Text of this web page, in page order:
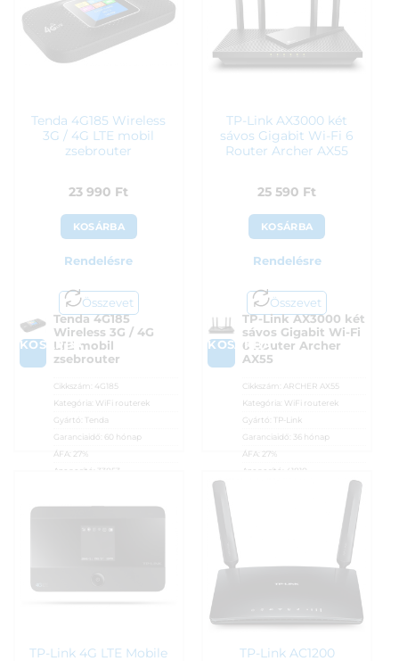
Tenda 4G185 Wireless
3G / 4G LTE mobil
zsebrouter
23 990 Ft
KOSÁRBA
Rendelésre
Összevet
KOSÁRBA
Tenda 4G185
Wireless 3G / 4G
LTE mobil
zsebrouter
Cikkszám: 4G185
Kategória: WiFi routerek
Gyártó:
Tenda
Garanciaidő: 60 hónap
ÁFA:
27%
Azonosító:
33853
TP-Link AX3000 két
sávos Gigabit Wi-Fi 6
Router Archer AX55
25 590 Ft
KOSÁRBA
Rendelésre
Összevet
KOSÁRBA
TP-Link AX3000 két
sávos Gigabit Wi-Fi
6 Router Archer
AX55
Cikkszám: ARCHER AX55
Kategória: WiFi routerek
Gyártó:
TP-Link
Garanciaidő:
36 hónap
ÁFA:
27%
Azonosító:
41810
TP-Link 4G LTE Mobile
TP-Link AC1200